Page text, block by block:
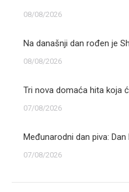
08/08/2026
Na današnji dan rođen je
08/08/2026
Tri nova domaća hita koja
07/08/2026
Međunarodni dan piva:
07/08/2026